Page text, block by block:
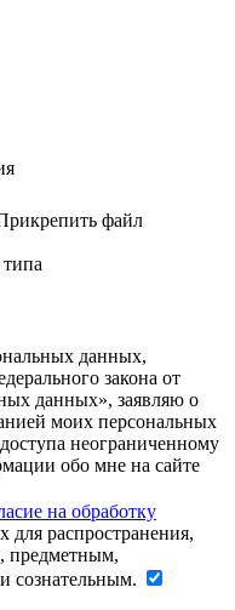
файл
данных,
закона от
данных», заявляю о
моих персональных
неограниченному
обо мне на сайте
на обработку
для распространения,
предметным,
сознательным.